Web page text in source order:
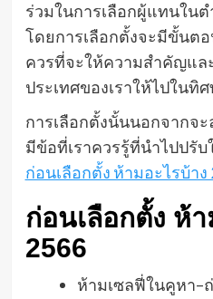
ร่วมในการเลือกผู้แทนใน
โดยการเลือกตั้งจะมีขั้นต
ควรที่จะให้ความสำคัญแ
ประเทศของเราให้ไปในทิ
การเลือกตั้งนั้นนอกจากจ
มีข้อที่เราควรรู้ที่นำไปปรั
ก่อนเลือกตั้ง ห้ามอะไรบ้าง
ก่อนเลือกตั้ง ห้า
2566
ห้ามเซลฟี่ในคูหา–